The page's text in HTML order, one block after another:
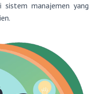
manajemen yang